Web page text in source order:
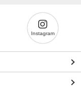
Instagram